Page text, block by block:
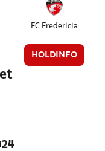
FC Fredericia
HOLDINFO